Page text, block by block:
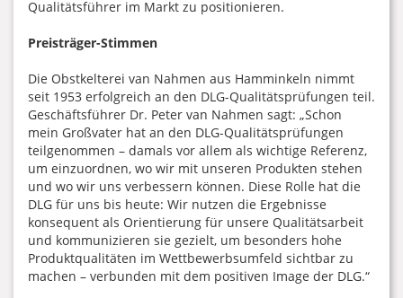
Qualitätsführer im Markt zu positionieren.
Preisträger-Stimmen
Die Obstkelterei van Nahmen aus Hamminkeln nimmt
seit 1953 erfolgreich an den DLG-Qualitätsprüfungen teil.
Geschäftsführer Dr. Peter van Nahmen sagt: „Schon
mein Großvater hat an den DLG-Qualitätsprüfungen
teilgenommen – damals vor allem als wichtige Referenz,
um einzuordnen, wo wir mit unseren Produkten stehen
und wo wir uns verbessern können. Diese Rolle hat die
DLG für uns bis heute: Wir nutzen die Ergebnisse
konsequent als Orientierung für unsere Qualitätsarbeit
und kommunizieren sie gezielt, um besonders hohe
Produktqualitäten im Wettbewerbsumfeld sichtbar zu
machen – verbunden mit dem positiven Image der DLG.“